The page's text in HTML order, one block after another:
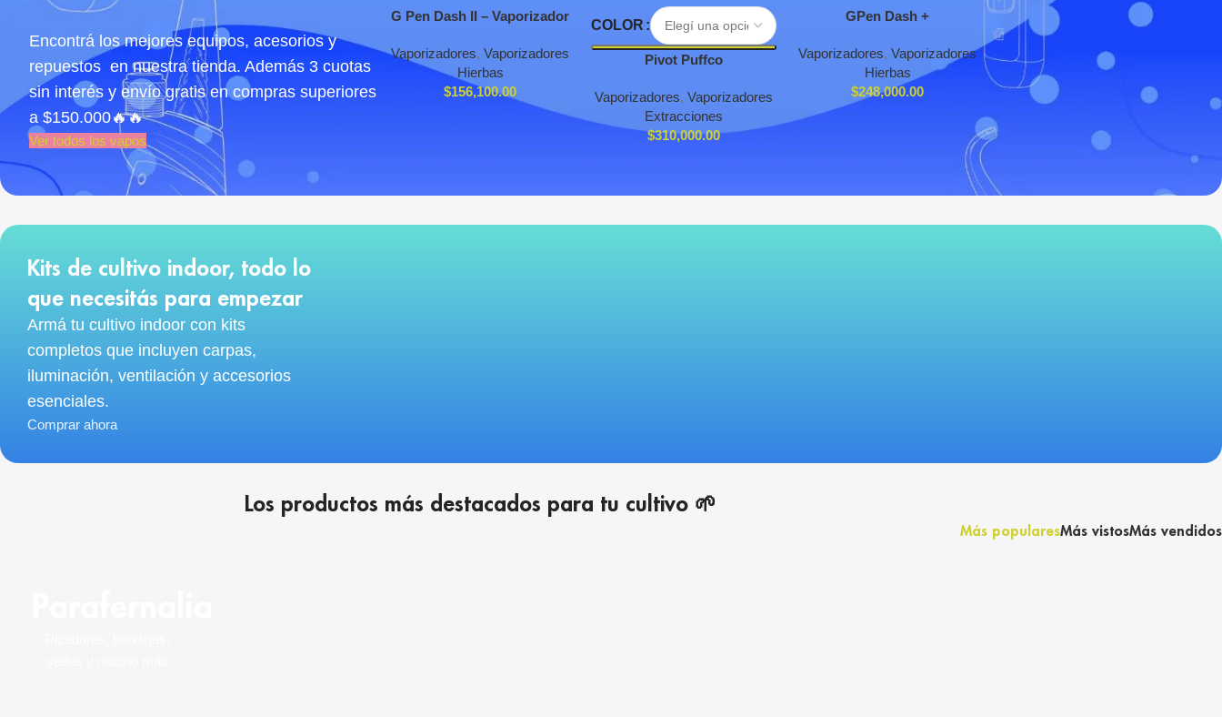
Encontrá los mejores equipos, acesorios y
repuestos en nuestra tienda. Además 3 cuotas
sin interés y envío gratis en compras superiores
a $150.000🔥🔥
Ver todos los vapos
Agregar Al Carrito
G Pen Dash II – Vaporizador
Vaporizadores, Vaporizadores
Hierbas
$156,100.00
Seleccionar Opciones
COLOR
Pivot Puffco
Vaporizadores, Vaporizadores
Extracciones
$310,000.00
Agregar Al Carrito
GPen Dash +
Vaporizadores, Vaporizadores
Hierbas
$248,000.00
Kits de cultivo indoor, todo lo
que necesitás para empezar
Armá tu cultivo indoor con kits
completos que incluyen carpas,
iluminación, ventilación y accesorios
esenciales.
Comprar ahora
Los productos más destacados para tu cultivo 🌱
Más popularesMás vistosMás vendidos